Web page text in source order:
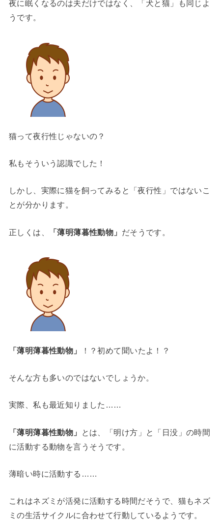
夜に眠くなるのは夫だけではなく、「犬と猫」も同じよ
うです。
猫って夜行性じゃないの？
私もそういう認識でした！
しかし、実際に猫を飼ってみると「夜行性」ではないこ
とが分かります。
正しくは、 「薄明薄暮性動物」 だそうです。
「薄明薄暮性動物」 ！？初めて聞いたよ！？
そんな方も多いのではないでしょうか。
実際、私も最近知りました……
「薄明薄暮性動物」
とは、「明け方」と「日没」の時間
に活動する動物を言うそうです。
薄暗い時に活動する……
これはネズミが活発に活動する時間だそうで、猫もネズ
ミの生活サイクルに合わせて行動しているようです。